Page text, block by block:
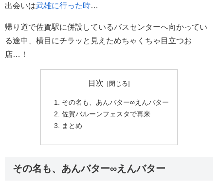
出会いは武雄に行った時…
帰り道で佐賀駅に併設しているバスセンターへ向かってい
る途中、横目にチラッと見えためちゃくちゃ目立つお
店…！
目次
その名も、あんバター∞えんバター
佐賀バルーンフェスタで再来
まとめ
その名も、あんバター∞えんバター